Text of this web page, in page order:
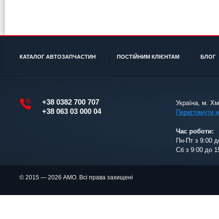
КАТАЛОГ АВТОЗАПЧАСТИН ПОСТІЙНИМ КЛІЄНТАМ БЛОГ
+38 0382 700 707
+38 063 03 000 04
Україна, м.
Переглянути
Час роботи:
Пн-Пт з 9:00
Сб з 9:00 до
© 2015 — 2026 АМО. Всі права захищені